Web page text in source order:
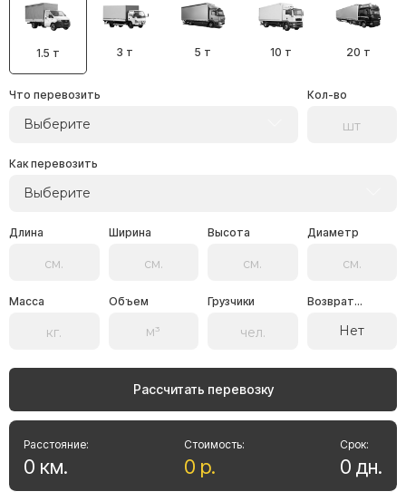
1.5 т 3 т 5 т 10 т 20 т
Что перевозить
Выберите
Кол-во
Как перевозить
Выберите
Длина Ширина Высота Диаметр
Масса Объем Грузчики Возврат...
Нет
Рассчитать перевозку
Стоимость:
0 р.
Расстояние:
0 км.
Срок:
0 дн.